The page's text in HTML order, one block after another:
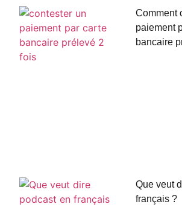
Comment
paiement
bancaire
Que veut
français ?